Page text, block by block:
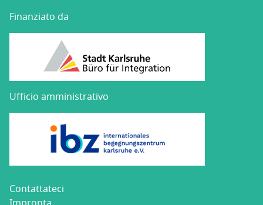
Finanziato da
Ufficio amministrativo
Con­tat­ta­te­ci